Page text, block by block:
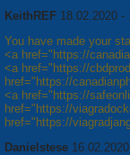
KeithREF 18.02.2020 -
You have made your
<a href="https://
<a href="https://
href="https://
<a href="https://
href="https://
href="https://
Danielstese